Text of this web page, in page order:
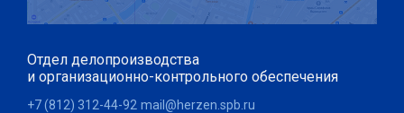
Отдел делопроизводства
и организационно-контрольного обеспечения
+7 (812) 312-44-92 mail@herzen.spb.ru